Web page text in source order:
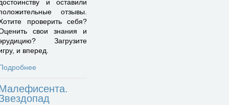
и оставили
отзывы.
проверить себя?
свои знания и
Загрузите
и вперед.